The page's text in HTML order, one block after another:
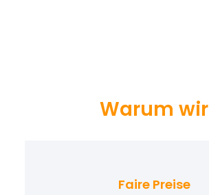
Warum wir
Faire Preise